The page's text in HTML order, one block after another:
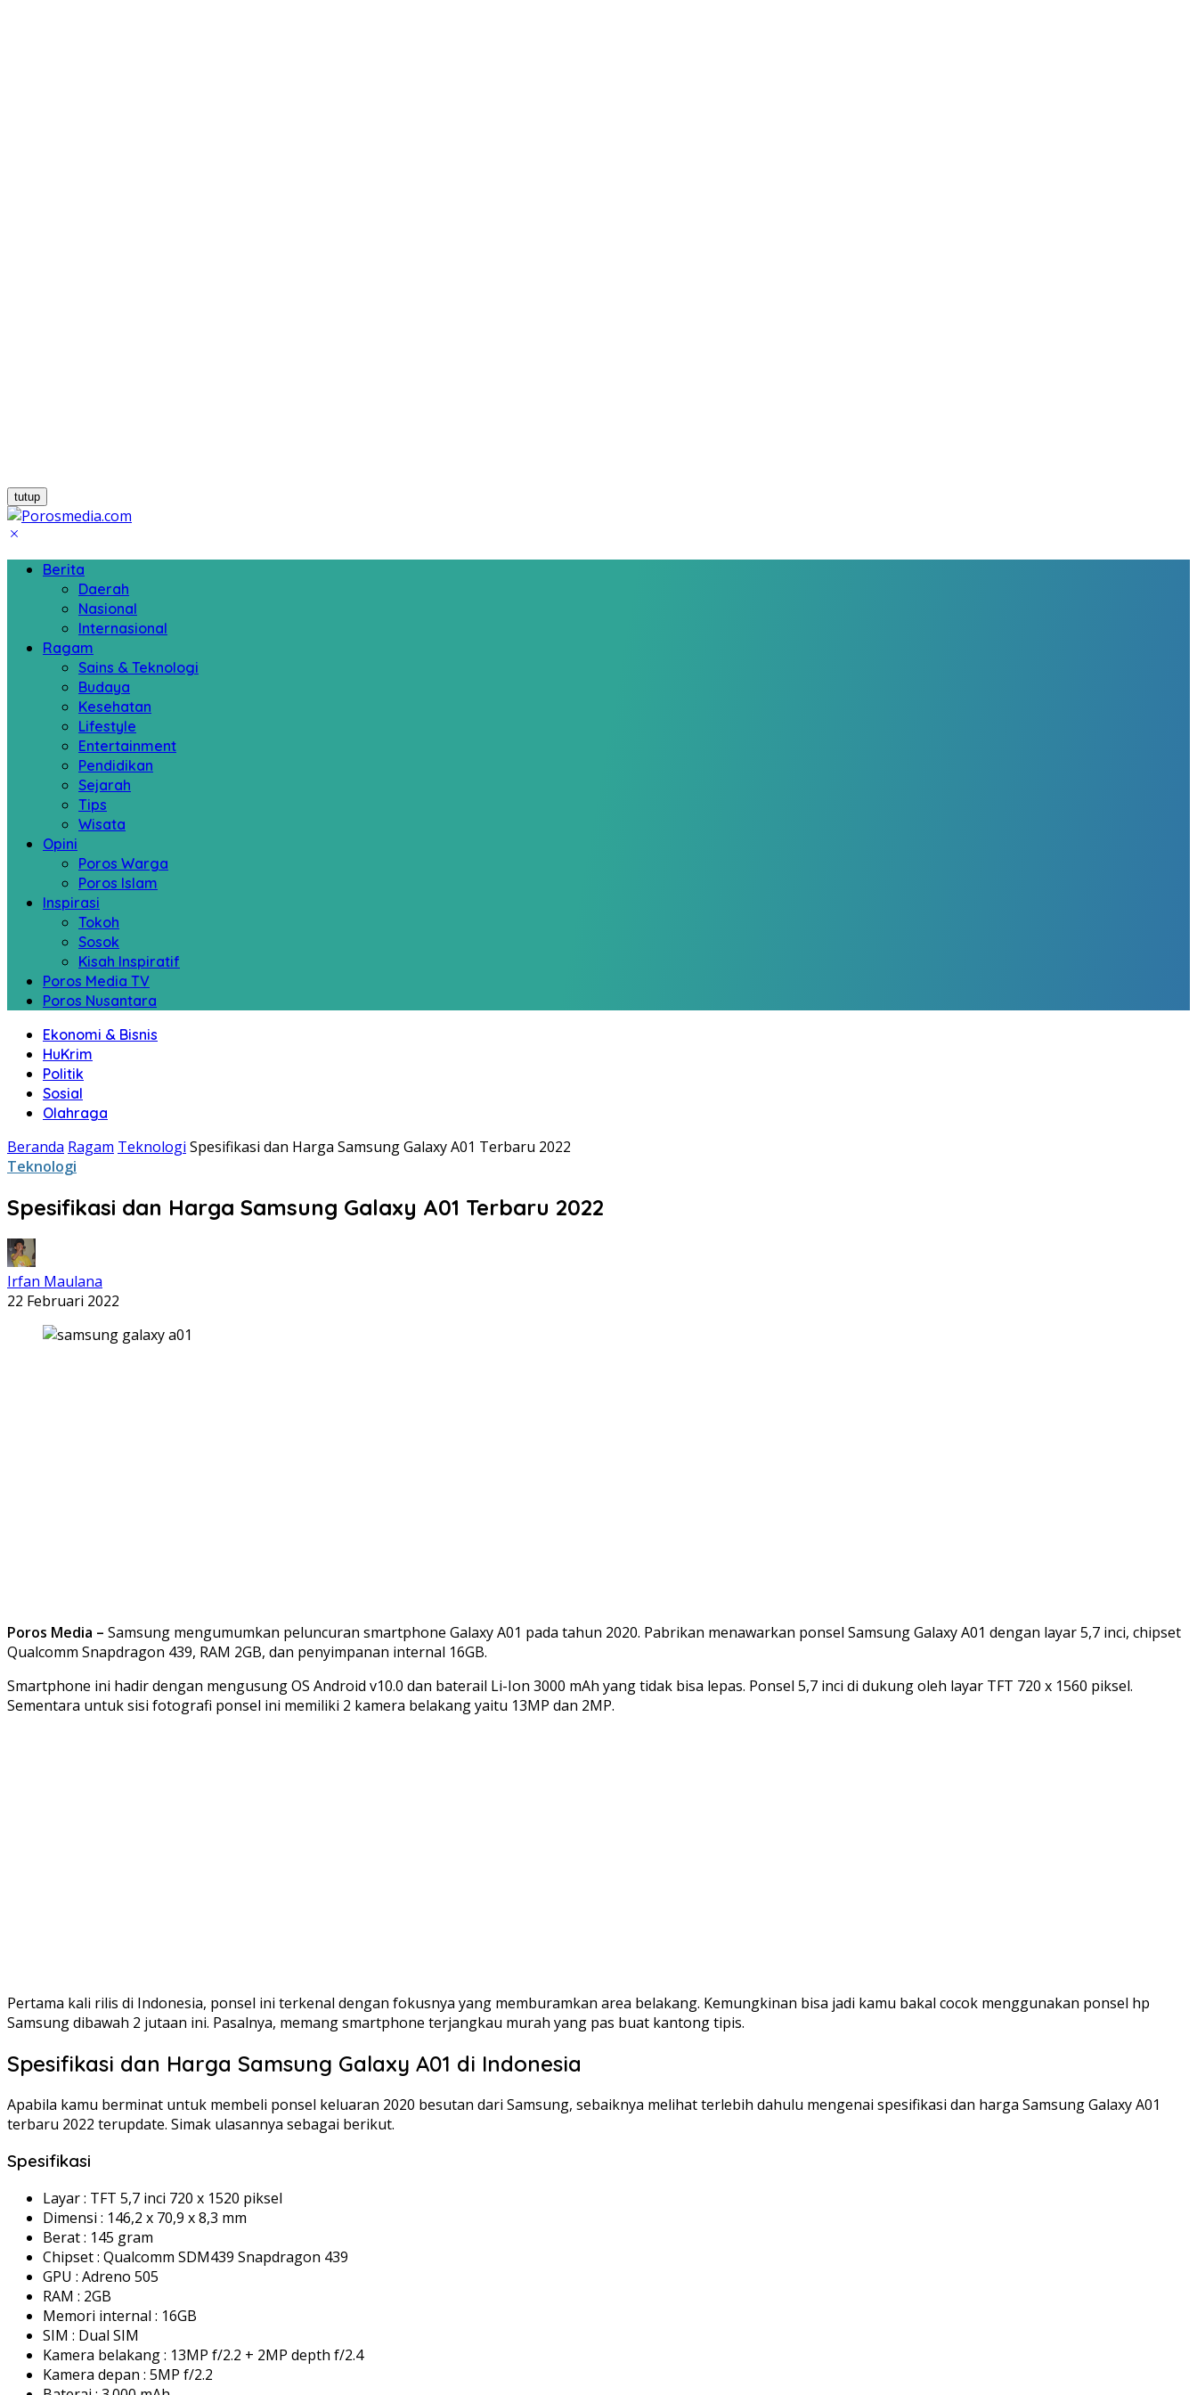
tutup
Berita
Daerah
Nasional
Internasional
Ragam
Sains & Teknologi
Budaya
Kesehatan
Lifestyle
Entertainment
Pendidikan
Sejarah
Tips
Wisata
Opini
Poros Warga
Poros Islam
Inspirasi
Tokoh
Sosok
Kisah Inspiratif
Poros Media TV
Poros Nusantara
Ekonomi & Bisnis
HuKrim
Politik
Sosial
Olahraga
Beranda Ragam Teknologi Spesifikasi dan Harga Samsung Galaxy A01 Terbaru 2022
Teknologi
Spesifikasi dan Harga Samsung Galaxy A01 Terbaru 2022
Irfan Maulana
22 Februari 2022
Poros Media – Samsung mengumumkan peluncuran smartphone Galaxy A01 pada tahun 2020. Pabrikan menawarkan ponsel Samsung Galaxy A01 dengan layar 5,7 inci, chipset
Qualcomm Snapdragon 439, RAM 2GB, dan penyimpanan internal 16GB.
Smartphone ini hadir dengan mengusung OS Android v10.0 dan baterail Li-Ion 3000 mAh yang tidak bisa lepas. Ponsel 5,7 inci di dukung oleh layar TFT 720 x 1560 piksel.
Sementara untuk sisi fotografi ponsel ini memiliki 2 kamera belakang yaitu 13MP dan 2MP.
Pertama kali rilis di Indonesia, ponsel ini terkenal dengan fokusnya yang memburamkan area belakang. Kemungkinan bisa jadi kamu bakal cocok menggunakan ponsel hp
Samsung dibawah 2 jutaan ini. Pasalnya, memang smartphone terjangkau murah yang pas buat kantong tipis.
Spesifikasi dan Harga Samsung Galaxy A01 di Indonesia
Apabila kamu berminat untuk membeli ponsel keluaran 2020 besutan dari Samsung, sebaiknya melihat terlebih dahulu mengenai spesifikasi dan harga Samsung Galaxy A01
terbaru 2022 terupdate. Simak ulasannya sebagai berikut.
Spesifikasi
Layar : TFT 5,7 inci 720 x 1520 piksel
Dimensi : 146,2 x 70,9 x 8,3 mm
Berat : 145 gram
Chipset : Qualcomm SDM439 Snapdragon 439
GPU : Adreno 505
RAM : 2GB
Memori internal : 16GB
SIM : Dual SIM
Kamera belakang : 13MP f/2.2 + 2MP depth f/2.4
Kamera depan : 5MP f/2.2